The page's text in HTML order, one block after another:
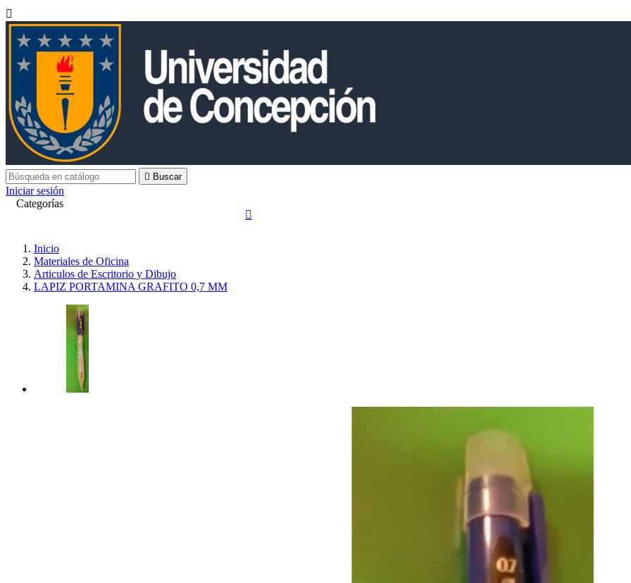

 Buscar
Iniciar sesión
Categorías

Inicio
Materiales de Oficina
Articulos de Escritorio y Dibujo
LAPIZ PORTAMINA GRAFITO 0,7 MM